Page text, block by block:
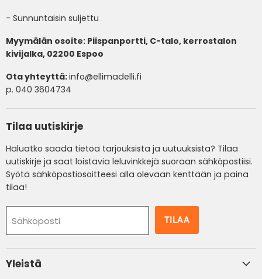
- Sunnuntaisin suljettu
Myymälän osoite: Piispanportti, C-talo, kerrostalon
kivijalka, 02200 Espoo
Ota yhteyttä:info@ellimadelli.fi
p. 040 3604734
Tilaa uutiskirje
Haluatko saada tietoa tarjouksista ja uutuuksista? Tilaa
uutiskirje ja saat loistavia leluvinkkejä suoraan sähköpostiisi.
Syötä sähköpostiosoitteesi alla olevaan kenttään ja paina
tilaa!
Sähköposti TILAA
Yleistä